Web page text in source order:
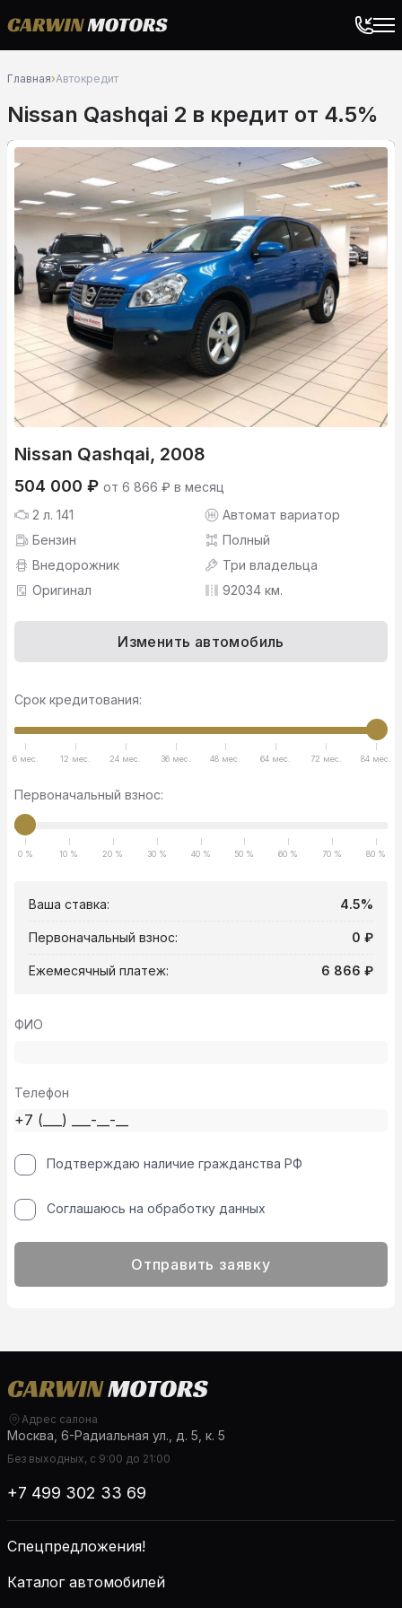
Главная›Автокредит
Nissan Qashqai 2 в кредит от 4.5%
Nissan Qashqai, 2008
504 000 ₽ от 6 866 ₽ в месяц
2 л. 141
Автомат вариатор
Бензин
Полный
Внедорожник
Три владельца
Оригинал
92034 км.
Изменить автомобиль
Срок кредитования:
6 мес. 12 мес. 24 мес. 36 мес. 48 мес. 64 мес. 72 мес. 84 мес.
Первоначальный взнос:
0 % 10 % 20 % 30 % 40 % 50 % 60 % 70 % 80 %
Ваша ставка: 4.5%
Первоначальный взнос: 0 ₽
Ежемесячный платеж: 6 866 ₽
ФИО
Телефон
Подтверждаю наличие гражданства РФ
Соглашаюсь на обработку данных
Отправить заявку
Адрес салона
Москва, 6-Радиальная ул., д. 5, к. 5
Без выходных, с 9:00 до 21:00
+7 499 302 33 69
Спецпредложения!
Каталог автомобилей